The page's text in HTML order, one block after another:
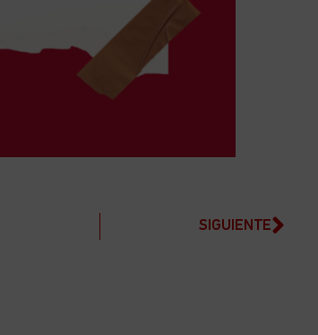
SIGUIENTE